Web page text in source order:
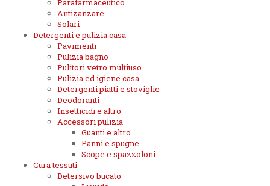
Parafarmaceutico
Antizanzare
Solari
Detergenti e pulizia casa
Pavimenti
Pulizia bagno
Pulitori vetro multiuso
Pulizia ed igiene casa
Detergenti piatti e stoviglie
Deodoranti
Insetticidi e altro
Accessori pulizia
Guanti e altro
Panni e spugne
Scope e spazzoloni
Cura tessuti
Detersivo bucato